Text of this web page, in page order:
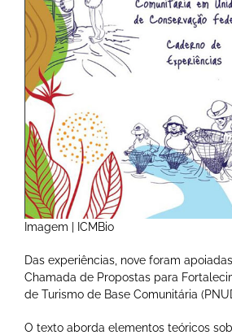
Imagem | ICMBio
Das experiências, nove foram
Chamada de Propostas para
de Turismo de Base Comunitária
O texto aborda elementos teóricos